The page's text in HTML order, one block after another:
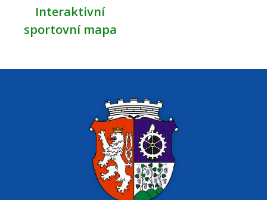
Interaktivní
sportovní mapa